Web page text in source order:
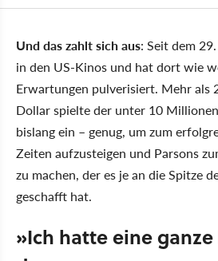
Und das zahlt sich aus: Seit dem
in den US-Kinos und hat dort wie
Erwartungen pulverisiert. Mehr als
Dollar spielte der unter 10
bislang ein – genug, um zum
Zeiten aufzusteigen und Parsons
zu machen, der es je an die Spitze
geschafft hat.
»Ich hatte eine